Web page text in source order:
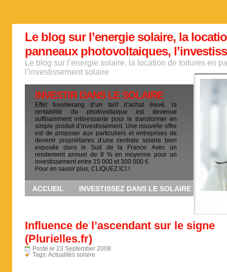
Le blog sur l’energie solaire, la
panneaux photovoltaiques,
Le blog sur l’energie solaire, la location de toitures en
l’investissement solaire
INVESTIR DANS LE SOLAIRE
Effet boomerang d’un tarif d’achat élevé, la
rentabilité du photovoltaïque est devenue
suffisamment intéressante pour le transformer en
simple produit d’investissement. Une nouvelle offre
est de proposer aux particuliers et entreprises de
devenir propriétaires d’une centrale solaire bien
exposée dans le Sud de la France. Avec un
rendement annuel de 8 % en moyenne pour un
investissement entre 15 000 et 300 000 €.
Pour en savoir plus, CLIQUEZ ICI !
ACCUEIL INVESTISSEZ DANS LE SOLAIRE
Influence de l’ascendant sur le signe
(Plurielles.fr)
Posté le 23 September 2008
Tags:Actualités solaire